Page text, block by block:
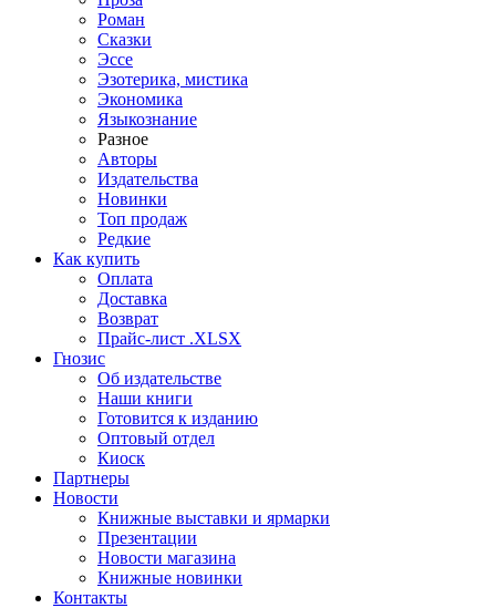
Роман
Сказки
Эссе
Эзотерика, мистика
Экономика
Языкознание
Разное
Авторы
Издательства
Новинки
Топ продаж
Редкие
Как купить
Оплата
Доставка
Возврат
Прайс-лист .XLSX
Гнозис
Об издательстве
Наши книги
Готовится к изданию
Оптовый отдел
Киоск
Партнеры
Новости
Книжные выставки и ярмарки
Презентации
Новости магазина
Книжные новинки
Контакты